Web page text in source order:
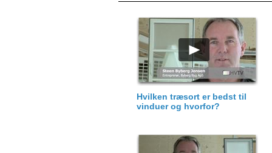
Hvilken træsort er bedst til
vinduer og hvorfor?